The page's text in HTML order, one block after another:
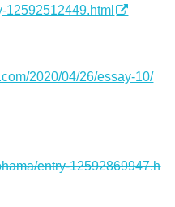
12592512449.html
2020/04/26/essay-10/
entry-12592869947.h